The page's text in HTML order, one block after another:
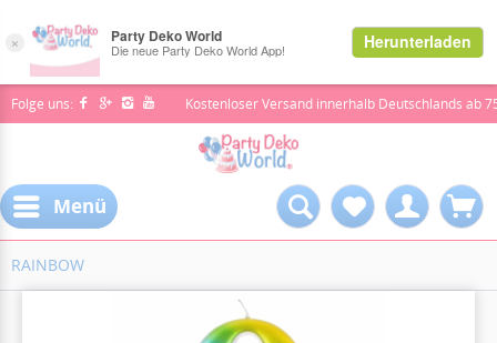
Folge uns: Kostenloser Versand innerhalb Deutschlands ab
Menü
RAINBOW